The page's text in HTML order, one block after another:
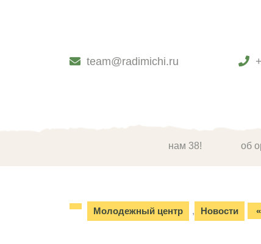
team@radimichi.ru
нам 38! об
Молодежный центр , Новости